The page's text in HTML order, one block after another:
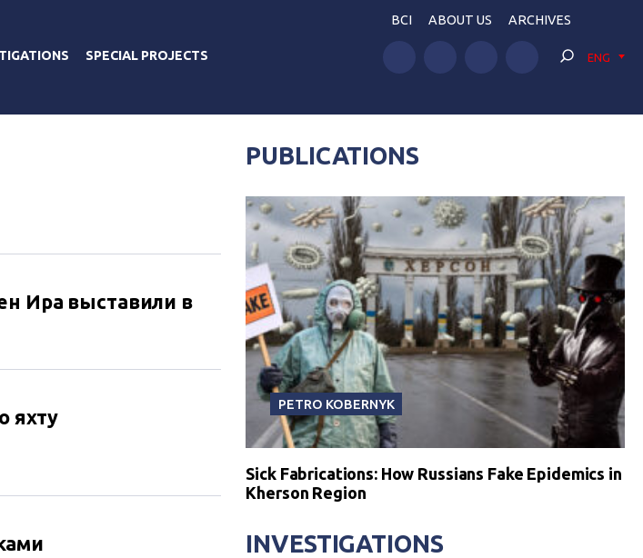
SPECIAL PROJECTS
BCI ABOUT US ARCHIVES
ENG
Ира выставили в
яхту
PUBLICATIONS
PETRO KOBERNYK
Sick Fabrications: How Russians Fake Epidemics in
Kherson Region
INVESTIGATIONS